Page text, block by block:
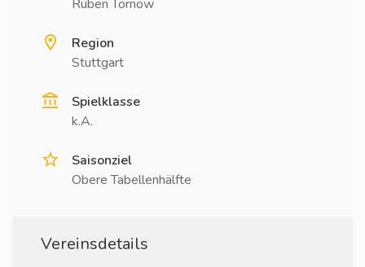
Ruben Tornow
Region
Stuttgart
Spielklasse
k.A.
Saisonziel
Obere Tabellenhälfte
Vereinsdetails